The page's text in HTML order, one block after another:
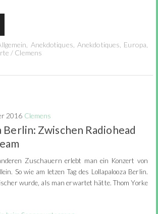
Anekdotiques Anekdotiques Europa
/ Clemens
2016 Clemens
Berlin: Zwischen Radiohead
Zuschauern erlebt man ein Konzert von
So wie am letzen Tag des Lollapalooza Berlin.
wurde, als man erwartet hätte. Thom Yorke